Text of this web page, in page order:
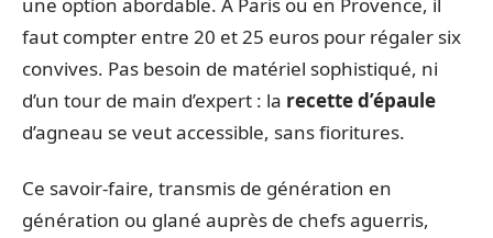
faut compter entre 20 et 25 euros pour régaler six
convives. Pas besoin de matériel sophistiqué, ni
d’un tour de main d’expert : la recette d’épaule
d’agneau se veut accessible, sans fioritures.
Ce savoir-faire, transmis de génération en
génération ou glané auprès de chefs aguerris,